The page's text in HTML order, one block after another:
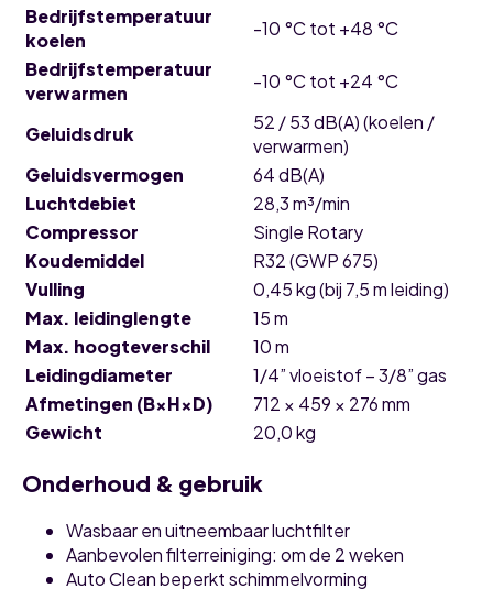
Bedrijfstemperatuur
koelen
-10 °C tot +48 °C
Bedrijfstemperatuur
verwarmen
-10 °C tot +24 °C
Geluidsdruk
52 / 53 dB(A) (koelen /
verwarmen)
Geluidsvermogen
64 dB(A)
Luchtdebiet
28,3 m³/min
Compressor
Single Rotary
Koudemiddel
R32 (GWP 675)
Vulling
0,45 kg (bij 7,5 m leiding)
Max. leidinglengte
15 m
Max. hoogteverschil
10 m
Leidingdiameter
1/4” vloeistof – 3/8” gas
Afmetingen (B×H×D)
712 × 459 × 276 mm
Gewicht
20,0 kg
Onderhoud & gebruik
Wasbaar en uitneembaar luchtfilter
Aanbevolen filterreiniging: om de 2 weken
Auto Clean beperkt schimmelvorming